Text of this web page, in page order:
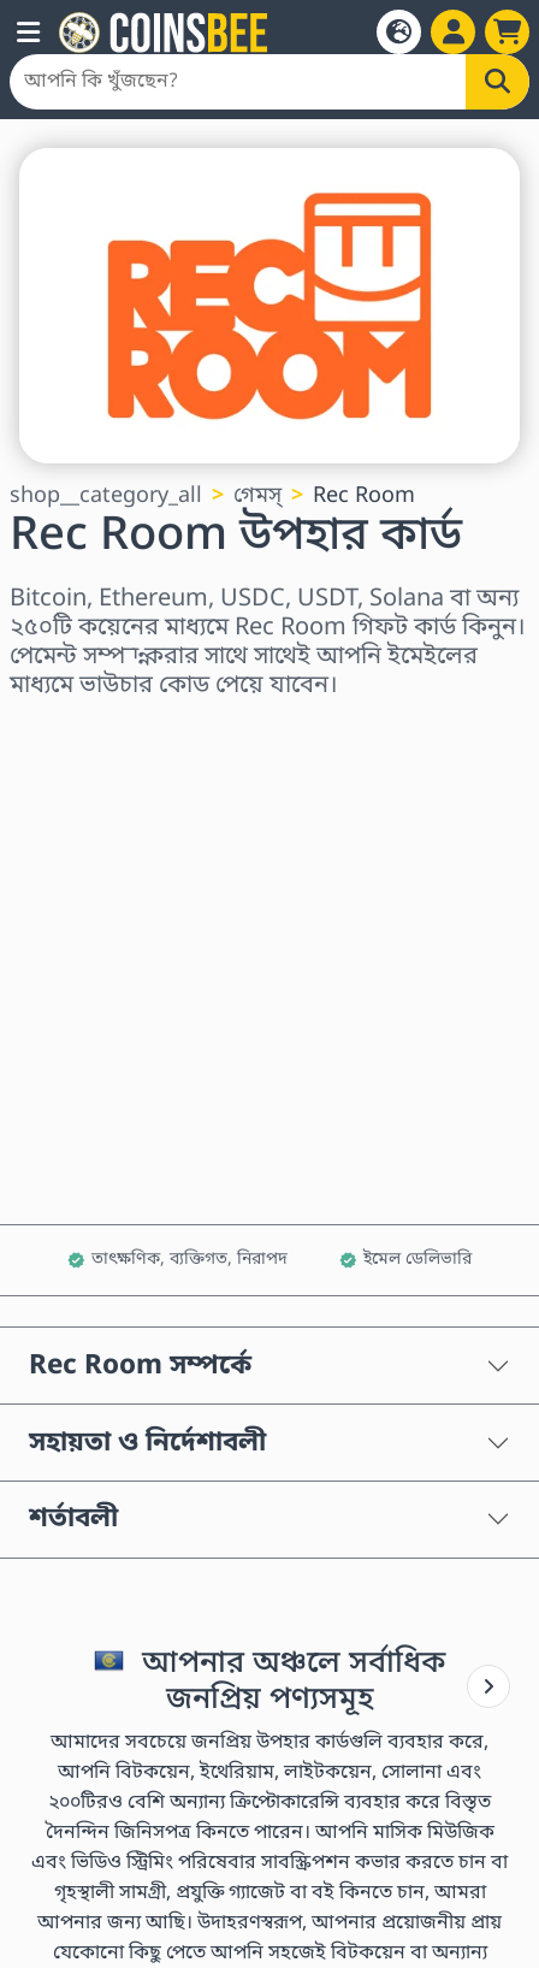
shop__category_all গেমস্ Rec Room
Rec Room উপহার কার্ড
Bitcoin, Ethereum, USDC, USDT, Solana বা অন্য
২৫০টি কয়েনের মাধ্যমে Rec Room গিফট কার্ড কিনুন।
পেমেন্ট সম্পন্ন করার সাথে সাথেই আপনি ইমেইলের
মাধ্যমে ভাউচার কোড পেয়ে যাবেন।
তাৎক্ষণিক, ব্যক্তিগত, নিরাপদ ইমেল ডেলিভারি
Rec Room সম্পর্কে
সহায়তা ও নির্দেশাবলী
শর্তাবলী
আপনার অঞ্চলে সর্বাধিক
জনপ্রিয় পণ্যসমূহ
আমাদের সবচেয়ে জনপ্রিয় উপহার কার্ডগুলি ব্যবহার করে,
আপনি বিটকয়েন, ইথেরিয়াম, লাইটকয়েন, সোলানা এবং
২০০টিরও বেশি অন্যান্য ক্রিপ্টোকারেন্সি ব্যবহার করে বিস্তৃত
দৈনন্দিন জিনিসপত্র কিনতে পারেন। আপনি মাসিক মিউজিক
এবং ভিডিও স্ট্রিমিং পরিষেবার সাবস্ক্রিপশন কভার করতে চান বা
গৃহস্থালী সামগ্রী, প্রযুক্তি গ্যাজেট বা বই কিনতে চান, আমরা
আপনার জন্য আছি। উদাহরণস্বরূপ, আপনার প্রয়োজনীয় প্রায়
যেকোনো কিছু পেতে আপনি সহজেই বিটকয়েন বা অন্যান্য